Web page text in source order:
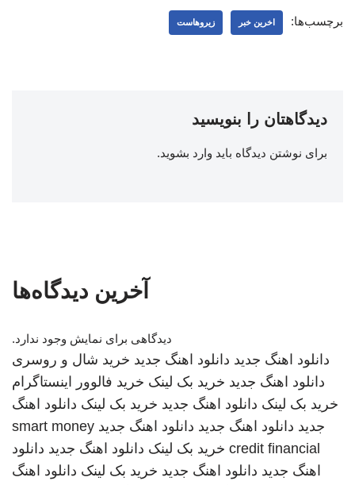
برچسب‌ها: اخرین خبر زیروهاست
دیدگاهتان را بنویسید
برای نوشتن دیدگاه باید وارد بشوید.
آخرین دیدگاه‌ها
دیدگاهی برای نمایش وجود ندارد.
دانلود اهنگ جدید دانلود اهنگ جدید خرید شال و روسری
دانلود اهنگ جدید خرید بک لینک خرید فالوور اینستاگرام
خرید بک لینک دانلود اهنگ جدید خرید بک لینک دانلود اهنگ
جدید دانلود اهنگ جدید دانلود اهنگ جدید smart money
credit financial خرید بک لینک دانلود اهنگ جدید دانلود
اهنگ جدید دانلود اهنگ جدید خرید بک لینک دانلود اهنگ